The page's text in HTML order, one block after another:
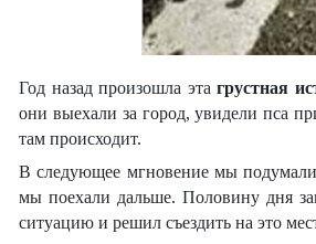
Год назад произошла эта грустная
они выехали за город, увидели пса
там происходит.
В следующее мгновение мы
мы поехали дальше. Половину дня
ситуацию и решил съездить на это